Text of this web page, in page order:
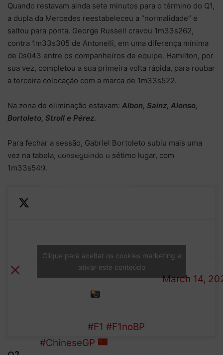
Quando restavam ainda sete minutos para o término do Q1,
a dupla da Mercedes reestabeleceu a “normalidade” e
saltou para ponta. George Russell cravou 1m33s262,
contra 1m33s305 de Antonelli, em uma diferença mínima
de 0s043 entre os companheiros de equipe. Hamilton, por
sua vez, completou a sua primeira volta rápida, para roubar
a terceira colocação com a marca de 1m33s522.
Na zona de eliminação estavam: Albon, Sainz, Alonso,
Bortoleto, Stroll e Pérez.
Para fechar a sessão, Gabriel Bortoleto subiu mais uma
vez na tabela, conseguindo o sétimo lugar, com
1m33s549.
17) Carlos Sainz –
1m34s317
20) Valtteri Bottas –
1m35s436
21) Lance Stroll –
#F1 #F1noBP
#ChineseGP
Paddock
March 14,
Clique para aceitar os cookies marketing e
ativar este conteúdo